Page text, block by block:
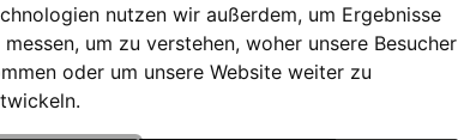
nutzen wir außerdem, um Ergebnisse
messen, um zu verstehen, woher unsere Besucher
oder um unsere Website weiter zu